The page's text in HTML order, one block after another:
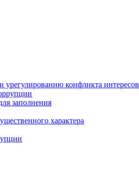
конфликта интересов
заполнения
характера